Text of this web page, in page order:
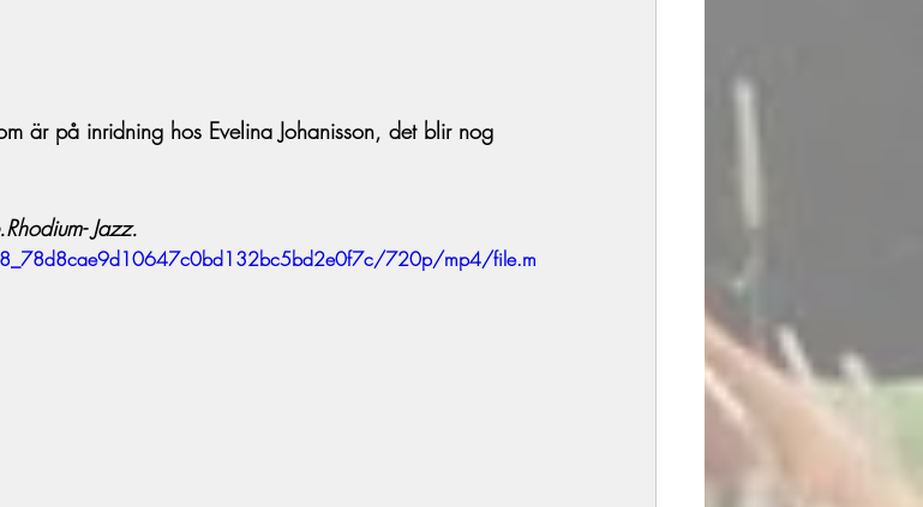
är på inridning hos Evelina Johanisson, det blir nog
Jazz.
720p/mp4/file.m